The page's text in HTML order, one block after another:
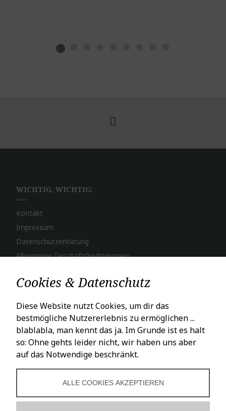
WICHTIG, WICHTIG:
Kontakt
Impressum
Datenschutzerklärung
Allgemeine Geschäftsbedingungen
Bestellvorgang
LADENÖFFNUNGSZEITEN
Mo – Fr: 10 – 18 Uhr
Sa: 10 – 16 Uhr
Cookies & Datenschutz
Diese Website nutzt Cookies, um dir das
bestmögliche Nutzererlebnis zu ermöglichen ...
blablabla, man kennt das ja. Im Grunde ist es halt
so: Ohne gehts leider nicht, wir haben uns aber
auf das Notwendige beschränkt.
ALLE COOKIES AKZEPTIEREN